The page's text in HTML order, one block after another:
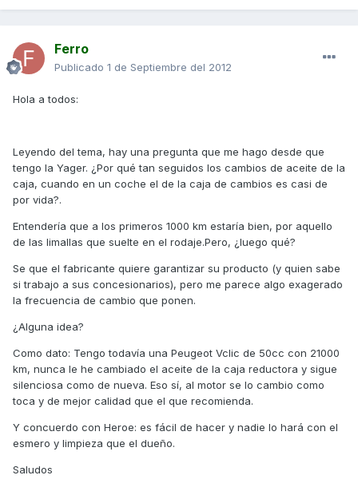
Ferro
Publicado 1 de Septiembre del 2012
Hola a todos:
Leyendo del tema, hay una pregunta que me hago desde que
tengo la Yager. ¿Por qué tan seguidos los cambios de aceite de la
caja, cuando en un coche el de la caja de cambios es casi de
por vida?.
Entendería que a los primeros 1000 km estaría bien, por aquello
de las limallas que suelte en el rodaje.Pero, ¿luego qué?
Se que el fabricante quiere garantizar su producto (y quien sabe
si trabajo a sus concesionarios), pero me parece algo exagerado
la frecuencia de cambio que ponen.
¿Alguna idea?
Como dato: Tengo todavía una Peugeot Vclic de 50cc con 21000
km, nunca le he cambiado el aceite de la caja reductora y sigue
silenciosa como de nueva. Eso sí, al motor se lo cambio como
toca y de mejor calidad que el que recomienda.
Y concuerdo con Heroe: es fácil de hacer y nadie lo hará con el
esmero y limpieza que el dueño.
Saludos